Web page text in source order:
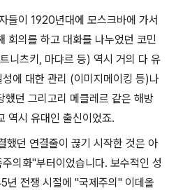
들이 1920년대에 모스크바에 가서
회의를 하고 대화를 나누었던 코민
니츠키 , 마댜르 등) 역시 거의 다 유
에 대한 관리 (이미지메이킹 등)나
했던 그리고리 메클레르 같은 해방
역시 유대인 출신이었죠.
했던 연결줄이 끊기 시작한 것은 아
주의화"부터이었습니다. 보수적인 성
년 전쟁 시절에 "국제주의 " 이데올